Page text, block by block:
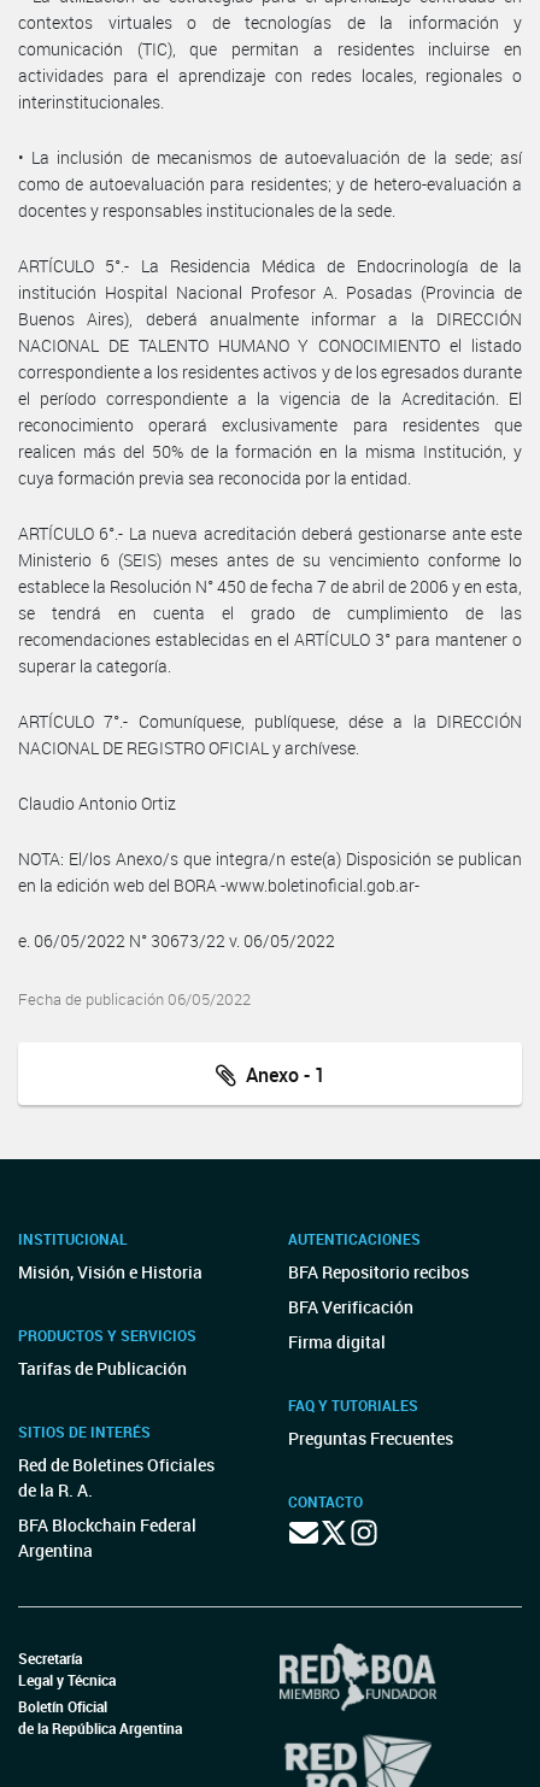
contextos virtuales o de tecnologías de la información y
comunicación (TIC), que permitan a residentes incluirse en
actividades para el aprendizaje con redes locales, regionales o
interinstitucionales.
• La inclusión de mecanismos de autoevaluación de la sede; así
como de autoevaluación para residentes; y de hetero-evaluación a
docentes y responsables institucionales de la sede.
ARTÍCULO 5°.- La Residencia Médica de Endocrinología de la
institución Hospital Nacional Profesor A. Posadas (Provincia de
Buenos Aires), deberá anualmente informar a la DIRECCIÓN
NACIONAL DE TALENTO HUMANO Y CONOCIMIENTO el listado
correspondiente a los residentes activos y de los egresados durante
el período correspondiente a la vigencia de la Acreditación. El
reconocimiento operará exclusivamente para residentes que
realicen más del 50% de la formación en la misma Institución, y
cuya formación previa sea reconocida por la entidad.
ARTÍCULO 6°.- La nueva acreditación deberá gestionarse ante este
Ministerio 6 (SEIS) meses antes de su vencimiento conforme lo
establece la Resolución N° 450 de fecha 7 de abril de 2006 y en esta,
se tendrá en cuenta el grado de cumplimiento de las
recomendaciones establecidas en el ARTÍCULO 3° para mantener o
superar la categoría.
ARTÍCULO 7°.- Comuníquese, publíquese, dése a la DIRECCIÓN
NACIONAL DE REGISTRO OFICIAL y archívese.
Claudio Antonio Ortiz
NOTA: El/los Anexo/s que integra/n este(a) Disposición se publican
en la edición web del BORA -www.boletinoficial.gob.ar-
e. 06/05/2022 N° 30673/22 v. 06/05/2022
Fecha de publicación 06/05/2022
Anexo - 1
INSTITUCIONAL
Misión, Visión e Historia
PRODUCTOS Y SERVICIOS
Tarifas de Publicación
SITIOS DE INTERÉS
Red de Boletines Oficiales
de la R. A.
BFA Blockchain Federal
Argentina
AUTENTICACIONES
BFA Repositorio recibos
BFA Verificación
Firma digital
FAQ Y TUTORIALES
Preguntas Frecuentes
CONTACTO
Secretaría
Legal y Técnica
Boletín Oficial
de la República Argentina